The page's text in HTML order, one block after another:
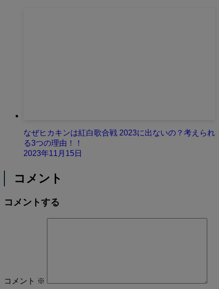
なぜヒカキンは紅白歌合戦 2023に出ないの？考えられ
る3つの理由！！
2023年11月15日
コメント
コメントする
コメント ※